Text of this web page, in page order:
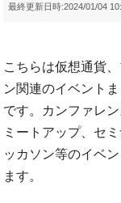
最終更新日時:2024/01/04
こちらは仮想通貨
ン関連のイベント
です。カンファレン
ミートアップ、セ
ッカソン等のイベ
ます。